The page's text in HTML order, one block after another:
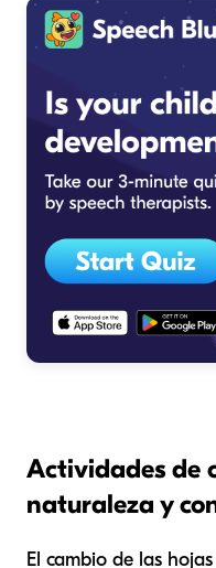
Actividades de
naturaleza y
El cambio de las